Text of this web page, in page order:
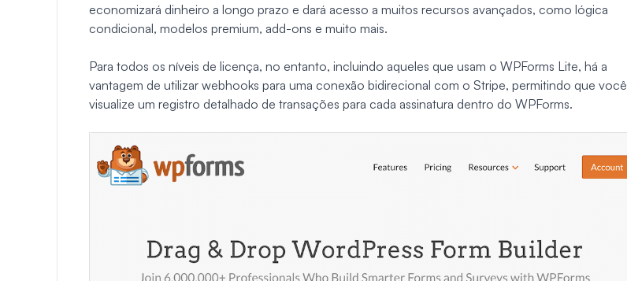
economizará dinheiro a longo prazo e dará acesso a muitos recursos avançados, como lógica
condicional, modelos premium, add-ons e muito mais.
Para todos os níveis de licença, no entanto, incluindo aqueles que usam o WPForms Lite, há a
vantagem de utilizar webhooks para uma conexão bidirecional com o Stripe, permitindo que você
visualize um registro detalhado de transações para cada assinatura dentro do WPForms.